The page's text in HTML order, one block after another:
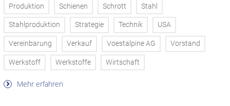
Produktion Schienen Schrott Stahl
Stahlproduktion Strategie Technik USA
Vereinbarung Verkauf Voestalpine AG Vorstand
Werkstoff Werkstoffe Wirtschaft
Mehr erfahren